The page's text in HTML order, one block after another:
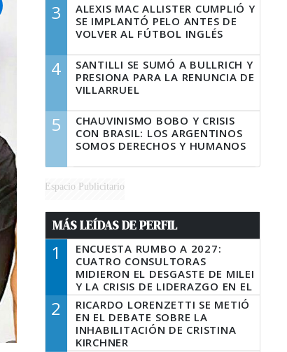
3
ALEXIS MAC ALLISTER CUMPLIÓ Y
SE IMPLANTÓ PELO ANTES DE
VOLVER AL FÚTBOL INGLÉS
4
SANTILLI SE SUMÓ A BULLRICH Y
PRESIONA PARA LA RENUNCIA DE
VILLARRUEL
5
CHAUVINISMO BOBO Y CRISIS
CON BRASIL: LOS ARGENTINOS
SOMOS DERECHOS Y HUMANOS
Espacio Publicitario
MÁS LEÍDAS DE PERFIL
1
ENCUESTA RUMBO A 2027:
CUATRO CONSULTORAS
MIDIERON EL DESGASTE DE MILEI
Y LA CRISIS DE LIDERAZGO EN EL
PERONISMO
2
RICARDO LORENZETTI SE METIÓ
EN EL DEBATE SOBRE LA
INHABILITACIÓN DE CRISTINA
KIRCHNER